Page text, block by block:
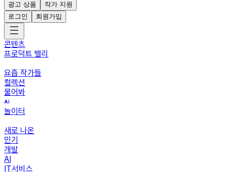
광고 상품
작가 지원
로그인
회원가입
콘텐츠
프로덕트 밸리
요즘 작가들
컬렉션
물어봐
놀이터
새로 나온
인기
개발
AI
IT서비스